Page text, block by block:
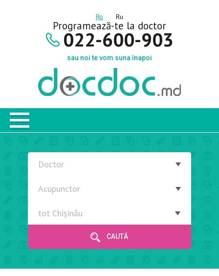
Ro Ru
Programează-te la doctor
022-600-903
sau noi te vom suna înapoi
CAUTĂ